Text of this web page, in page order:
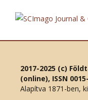
2017-2025 (c)
(online), ISSN
Alapítva 1871-ben,